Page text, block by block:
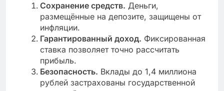
Сохранение средств. Деньги,
размещённые на депозите, защищены от
инфляции.
Гарантированный доход. Фиксированная
ставка позволяет точно рассчитать
прибыль.
Безопасность. Вклады до 1,4 миллиона
рублей застрахованы государственной